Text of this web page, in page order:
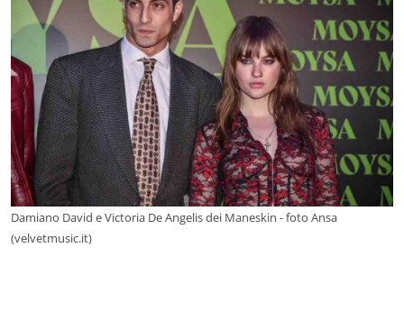
Damiano David e Victoria De Angelis dei Maneskin - foto Ansa
(velvetmusic.it)